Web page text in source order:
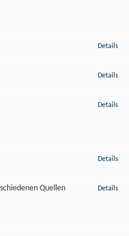
Details zu
Details zu
Details zu
Details zu
Quellen
Details